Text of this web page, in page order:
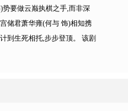
要做云巅执棋之手,而非深
储君萧华雍(何与 饰)相知携
到生死相托,步步登顶。 该剧